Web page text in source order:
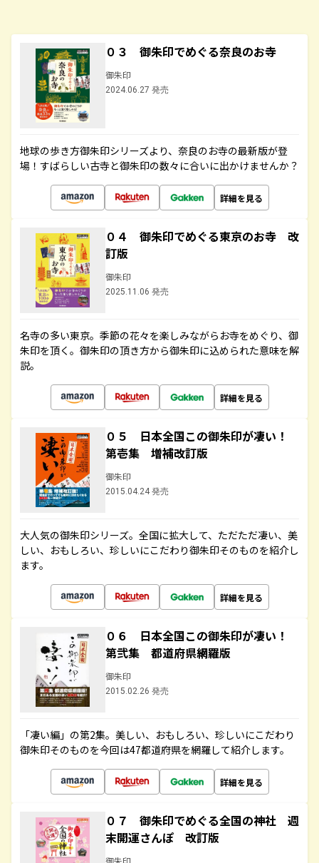
０３ 御朱印でめぐる奈良のお寺
御朱印
2024.06.27 発売
地球の歩き方御朱印シリーズより、奈良のお寺の最新版が登
場！すばらしい古寺と御朱印の数々に合いに出かけませんか？
詳細を見る
０４ 御朱印でめぐる東京のお寺 改
訂版
御朱印
2025.11.06 発売
名寺の多い東京。季節の花々を楽しみながらお寺をめぐり、御
朱印を頂く。御朱印の頂き方から御朱印に込められた意味を解
説。
詳細を見る
０５ 日本全国この御朱印が凄い！
第壱集 増補改訂版
御朱印
2015.04.24 発売
大人気の御朱印シリーズ。全国に拡大して、ただただ凄い、美
しい、おもしろい、珍しいにこだわり御朱印そのものを紹介し
ます。
詳細を見る
０６ 日本全国この御朱印が凄い！
第弐集 都道府県網羅版
御朱印
2015.02.26 発売
「凄い編」の第2集。美しい、おもしろい、珍しいにこだわり
御朱印そのものを今回は47都道府県を網羅して紹介します。
詳細を見る
０７ 御朱印でめぐる全国の神社 週
末開運さんぽ 改訂版
御朱印